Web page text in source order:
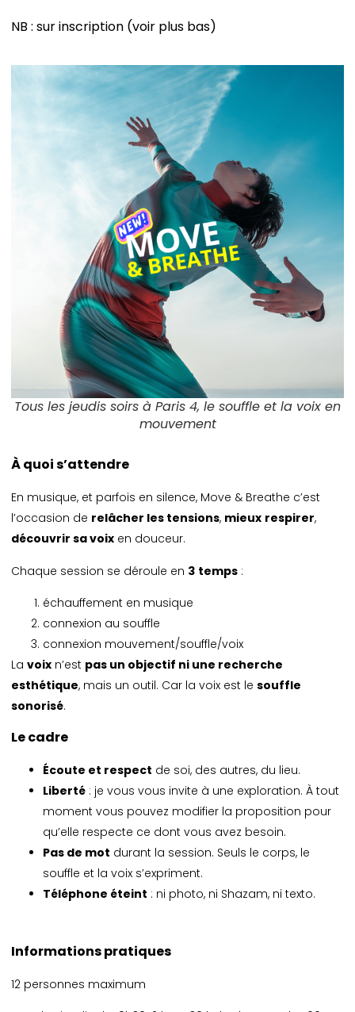
NB : sur inscription (voir plus bas)
Tous les jeudis soirs à Paris 4, le souffle et la voix en
mouvement
À quoi s’attendre
En musique, et parfois en silence, Move & Breathe c’est
l’occasion de relâcher les tensions, mieux respirer,
découvrir sa voix en douceur.
Chaque session se déroule en 3 temps :
échauffement en musique
connexion au souffle
connexion mouvement/souffle/voix
La voix n’est pas un objectif ni une recherche
esthétique, mais un outil. Car la voix est le souffle
sonorisé.
Le cadre
Écoute et respect de soi, des autres, du lieu.
Liberté : je vous vous invite à une exploration. À tout
moment vous pouvez modifier la proposition pour
qu’elle respecte ce dont vous avez besoin.
Pas de mot durant la session. Seuls le corps, le
souffle et la voix s’expriment.
Téléphone éteint : ni photo, ni Shazam, ni texto.
Informations pratiques
12 personnes maximum